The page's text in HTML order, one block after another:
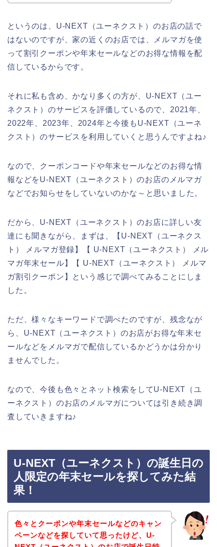
というのは、U-NEXT（ユーネクスト）のお店の話で
はないのですが、家の近くのお店では、メルマガを使
って割引クーポンや年末セールなどのお得な情報を配
信しているからです。
それに私も含め、かなり多くの方が、U-NEXT（ユー
ネクスト）のサービスを評価しているので、2021年、
2022年、2023年、2024年と今後もU-NEXT（ユーネ
クスト）のサービスを利用していくと思うんですよね♪
なので、クーポンコードや年末セールなどのお得な情
報などをU-NEXT（ユーネクスト）のお店のメルマガ
などでお知らせをしていないのかな～と思いました。
だから、U-NEXT（ユーネクスト）のお店に詳しい友
達にも聞きながら、まずは、【U-NEXT（ユーネクス
ト） メルマガ登録】【 U-NEXT（ユーネクスト） メル
マガ年末セール】【 U-NEXT（ユーネクスト） メルマ
ガ割引クーポン】という感じで調べてみることにしま
した。
ただ、様々なキーワードで調べたのですが、残念なが
ら、U-NEXT（ユーネクスト）のお店がお得な年末セ
ールなどをメルマガで配信しているかどうかは分かり
ませんでした。
なので、今後も色々とネット検索をしてU-NEXT（ユ
ーネクスト）のお店のメルマガについては引き続き調
査していきますね♪
U-NEXT（ユーネクスト）の誕生日の
人限定の年末セールを探してみた結
果！
色々とクーポンや年末セールなどのキャン
ペーンなどを探していて思ったけど、U-